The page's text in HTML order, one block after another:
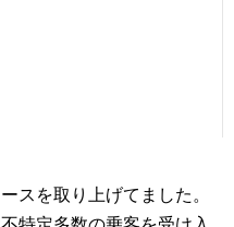
スを取り上げてました。